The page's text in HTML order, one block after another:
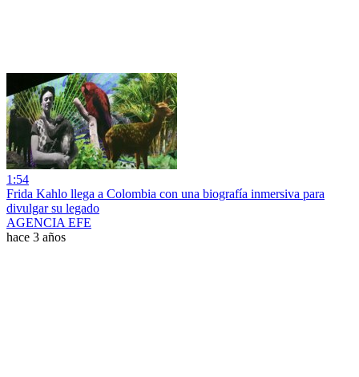
1:54
Frida Kahlo llega a Colombia con una biografía inmersiva para
divulgar su legado
AGENCIA EFE
hace 3 años